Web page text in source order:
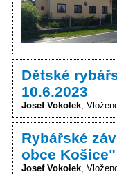
Dětské
10.6.2023
Josef Vokolek
Rybářské
obce Košice"
Josef Vokolek